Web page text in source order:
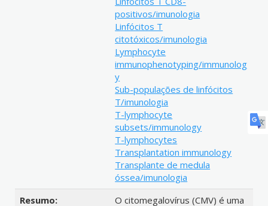
positivos/imunologia
Linfócitos T
citotóxicos/imunologia
Lymphocyte
immunophenotyping/immunolog
y
Sub-populações de linfócitos
T/imunologia
T-lymphocyte
subsets/immunology
T-lymphocytes
Transplantation immunology
Transplante de medula
óssea/imunologia
Resumo:
O citomegalovírus (CMV) é uma